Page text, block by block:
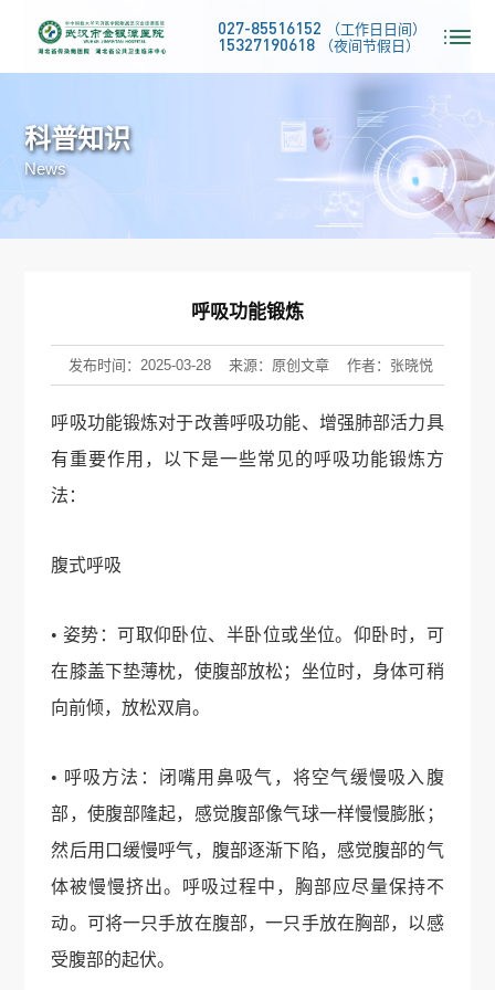
027-85516152 （工作日日间）
15327190618 （夜间节假日）
科普知识
News
呼吸功能锻炼
发布时间：2025-03-28 来源：原创文章 作者：张晓悦
呼吸功能锻炼对于改善呼吸功能、增强肺部活力具
有重要作用，以下是一些常见的呼吸功能锻炼方
法：
腹式呼吸
• 姿势：可取仰卧位、半卧位或坐位。仰卧时，可
在膝盖下垫薄枕，使腹部放松；坐位时，身体可稍
向前倾，放松双肩。
• 呼吸方法：闭嘴用鼻吸气，将空气缓慢吸入腹
部，使腹部隆起，感觉腹部像气球一样慢慢膨胀；
然后用口缓慢呼气，腹部逐渐下陷，感觉腹部的气
体被慢慢挤出。呼吸过程中，胸部应尽量保持不
动。可将一只手放在腹部，一只手放在胸部，以感
受腹部的起伏。